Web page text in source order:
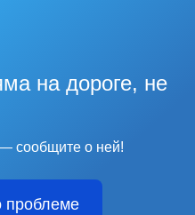
на дороге, не
сообщите о ней!
проблеме